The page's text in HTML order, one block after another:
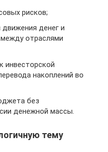
рисков;
денег и
отраслями
инвесторской
накоплений во
без
денежной массы.
тему